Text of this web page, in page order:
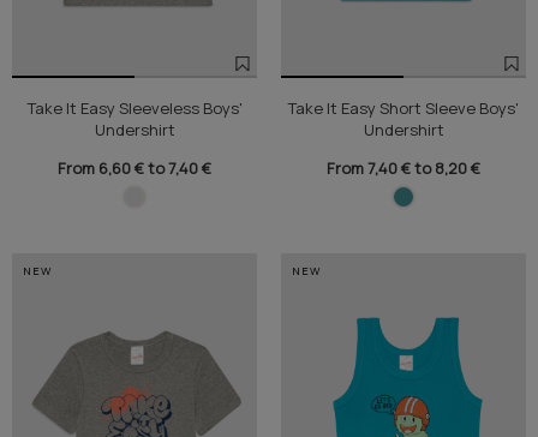
Take It Easy Sleeveless Boys'
Undershirt
From 6,60 € to 7,40 €
Take It Easy Short Sleeve Boys'
Undershirt
From 7,40 € to 8,20 €
NEW NEW